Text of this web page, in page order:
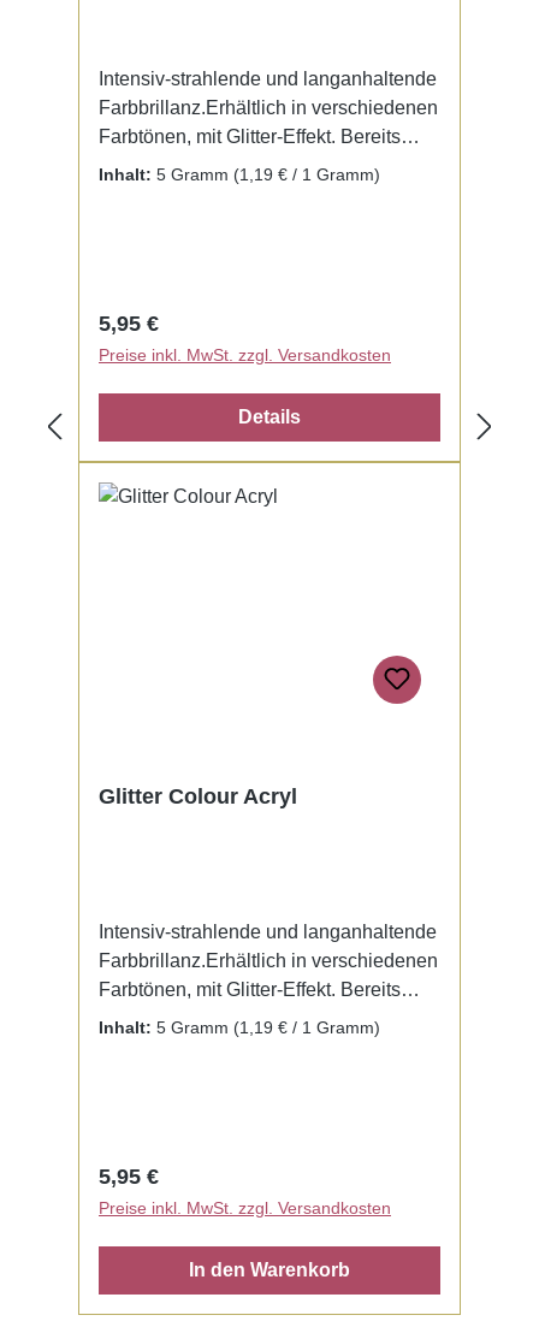
Intensiv-strahlende und langanhaltende
Farbbrillanz.Erhältlich in verschiedenen
Farbtönen, mit Glitter-Effekt. Bereits
fertig zur Benutzung mit Liquid. Kein
Inhalt: 5 Gramm (1,19 € / 1 Gramm)
Regulärer Preis:
5,95 €
Preise inkl. MwSt. zzgl. Versandkosten
Details
Glitter Colour Acryl
Intensiv-strahlende und langanhaltende
Farbbrillanz.Erhältlich in verschiedenen
Farbtönen, mit Glitter-Effekt. Bereits
fertig zur Benutzung mit Liquid. Kein
Inhalt: 5 Gramm (1,19 € / 1 Gramm)
Regulärer Preis:
5,95 €
Preise inkl. MwSt. zzgl. Versandkosten
In den Warenkorb